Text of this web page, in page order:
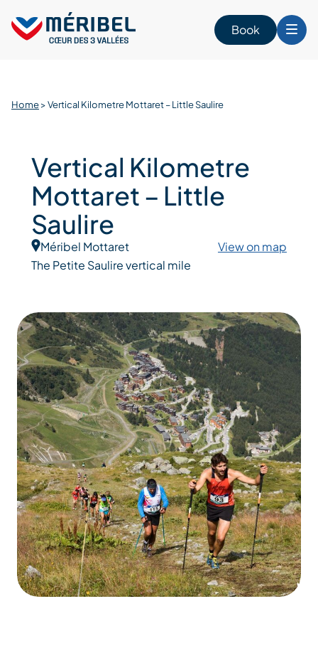
content
Book
Home>Vertical Kilometre Mottaret – Little Saulire
Vertical Kilometre
Mottaret – Little
Saulire
Méribel Mottaret
View on map
The Petite Saulire vertical mile